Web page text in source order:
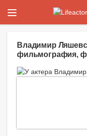
Владимир
фильмография,